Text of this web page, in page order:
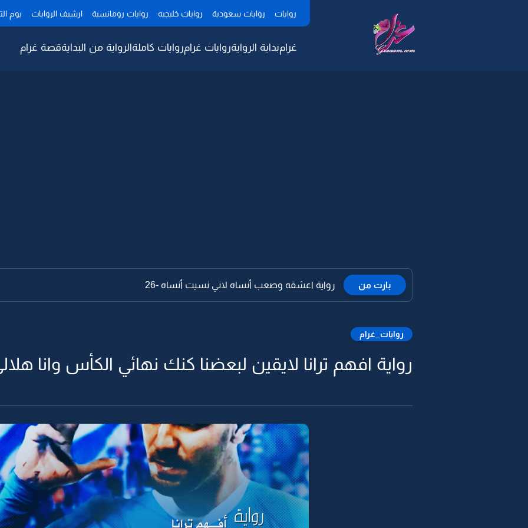
روايات روايات سعودية روايات خليجيه روايات رومانسية ارشيف الروايات يوم
غرامبداية الروايةروايات غرامروايات كاملةالرواية من البدايةقصة غرام
بارت من رواية اعشقه وصعب أنساه لاني نسيت أنساه -26
روايات_غرام
رواية افهم ترانا لايقين لبعضنا كنك نهائي الكأس وانا هلالي